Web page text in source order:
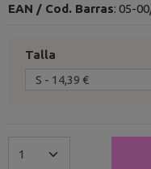
EAN / Cod. Barras: 05-
Talla